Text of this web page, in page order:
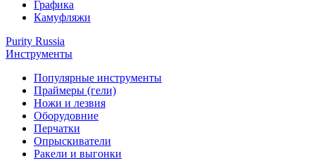
Графика
Камуфляжи
Purity Russia
Инструменты
Популярные инструменты
Праймеры (гели)
Ножи и лезвия
Оборудовние
Перчатки
Опрыскиватели
Ракели и выгонки